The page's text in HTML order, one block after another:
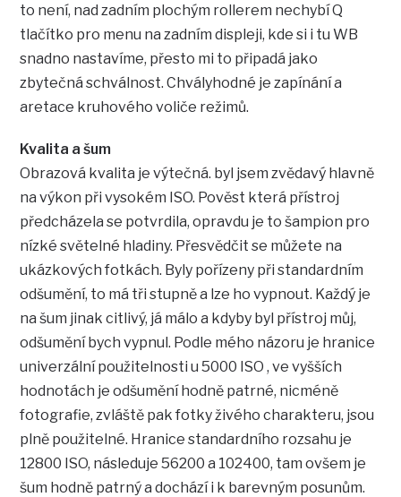
to není, nad zadním plochým rollerem nechybí Q
tlačítko pro menu na zadním displeji, kde si i tu WB
snadno nastavíme, přesto mi to připadá jako
zbytečná schválnost. Chvályhodné je zapínání a
aretace kruhového voliče režimů.
Kvalita a šum
Obrazová kvalita je výtečná. byl jsem zvědavý hlavně
na výkon při vysokém ISO. Pověst která přístroj
předcházela se potvrdila, opravdu je to šampion pro
nízké světelné hladiny. Přesvědčit se můžete na
ukázkových fotkách. Byly pořízeny při standardním
odšumění, to má tři stupně a lze ho vypnout. Každý je
na šum jinak citlivý, já málo a kdyby byl přístroj můj,
odšumění bych vypnul. Podle mého názoru je hranice
univerzální použitelnosti u 5000 ISO , ve vyšších
hodnotách je odšumění hodně patrné, nicméně
fotografie, zvláště pak fotky živého charakteru, jsou
plně použitelné. Hranice standardního rozsahu je
12800 ISO, následuje 56200 a 102400, tam ovšem je
šum hodně patrný a dochází i k barevným posunům.